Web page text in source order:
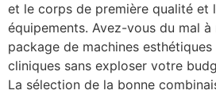
et le corps de première qualité et
équipements. Avez-vous du mal
package de machines
cliniques sans exploser votre
La sélection de la bonne